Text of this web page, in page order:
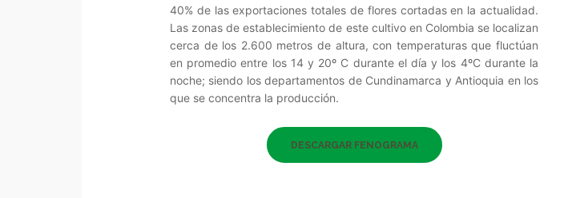
40% de las exportaciones totales de flores cortadas en la actualidad.
Las zonas de establecimiento de este cultivo en Colombia se localizan
cerca de los 2.600 metros de altura, con temperaturas que fluctúan
en promedio entre los 14 y 20º C durante el día y los 4ºC durante la
noche; siendo los departamentos de Cundinamarca y Antioquia en los
que se concentra la producción.
DESCARGAR FENOGRAMA